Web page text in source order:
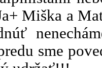
Miška a
sme